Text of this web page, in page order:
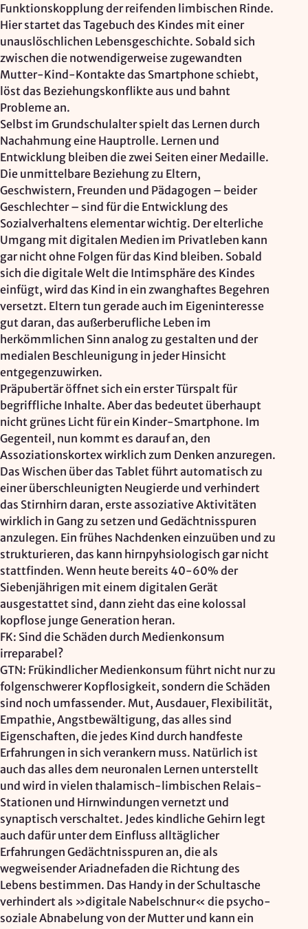
Funktionskopplung der reifenden limbischen Rinde.
Hier startet das Tagebuch des Kindes mit einer
unauslöschlichen Lebensgeschichte. Sobald sich
zwischen die notwendigerweise zugewandten
Mutter-Kind-Kontakte das Smartphone schiebt,
löst das Beziehungskonflikte aus und bahnt
Probleme an.
Selbst im Grundschulalter spielt das Lernen durch
Nachahmung eine Hauptrolle. Lernen und
Entwicklung bleiben die zwei Seiten einer Medaille.
Die unmittelbare Beziehung zu Eltern,
Geschwistern, Freunden und Pädagogen – beider
Geschlechter – sind für die Entwicklung des
Sozialverhaltens elementar wichtig. Der elterliche
Umgang mit digitalen Medien im Privatleben kann
gar nicht ohne Folgen für das Kind bleiben. Sobald
sich die digitale Welt die Intimsphäre des Kindes
einfügt, wird das Kind in ein zwanghaftes Begehren
versetzt. Eltern tun gerade auch im Eigeninteresse
gut daran, das außerberufliche Leben im
herkömmlichen Sinn analog zu gestalten und der
medialen Beschleunigung in jeder Hinsicht
entgegenzuwirken.
Präpubertär öffnet sich ein erster Türspalt für
begriffliche Inhalte. Aber das bedeutet überhaupt
nicht grünes Licht für ein Kinder-Smartphone. Im
Gegenteil, nun kommt es darauf an, den
Assoziationskortex wirklich zum Denken anzuregen.
Das Wischen über das Tablet führt automatisch zu
einer überschleunigten Neugierde und verhindert
das Stirnhirn daran, erste assoziative Aktivitäten
wirklich in Gang zu setzen und Gedächtnisspuren
anzulegen. Ein frühes Nachdenken einzuüben und zu
strukturieren, das kann hirnpyhsiologisch gar nicht
stattfinden. Wenn heute bereits 40-60% der
Siebenjährigen mit einem digitalen Gerät
ausgestattet sind, dann zieht das eine kolossal
kopflose junge Generation heran.
FK: Sind die Schäden durch Medienkonsum
irreparabel?
GTN: Frükindlicher Medienkonsum führt nicht nur zu
folgenschwerer Kopflosigkeit, sondern die Schäden
sind noch umfassender. Mut, Ausdauer, Flexibilität,
Empathie, Angstbewältigung, das alles sind
Eigenschaften, die jedes Kind durch handfeste
Erfahrungen in sich verankern muss. Natürlich ist
auch das alles dem neuronalen Lernen unterstellt
und wird in vielen thalamisch-limbischen Relais-
Stationen und Hirnwindungen vernetzt und
synaptisch verschaltet. Jedes kindliche Gehirn legt
auch dafür unter dem Einfluss alltäglicher
Erfahrungen Gedächtnisspuren an, die als
wegweisender Ariadnefaden die Richtung des
Lebens bestimmen. Das Handy in der Schultasche
verhindert als »digitale Nabelschnur« die psycho-
soziale Abnabelung von der Mutter und kann ein